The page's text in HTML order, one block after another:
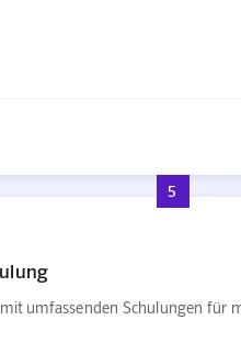
5
umfassenden Schulungen für